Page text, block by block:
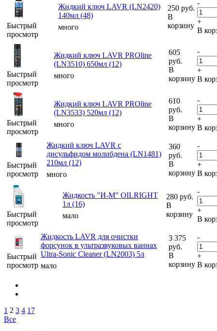
Быстрый
просмотр
Жидкий ключ LAVR (LN2420)
140мл (48)
много
250 руб.
В
корзину
-
+
В
Быстрый
просмотр
Жидкий ключ LAVR PROline
(LN3510) 650мл (12)
много
605
руб.
В
корзину
-
+
В
Быстрый
просмотр
Жидкий ключ LAVR PROline
(LN3533) 520мл (12)
много
610
руб.
В
корзину
-
+
В
Быстрый
просмотр
Жидкий ключ LAVR с
дисульфидом молибдена (LN1481)
210мл (12)
много
360
руб.
В
корзину
-
+
В
Быстрый
просмотр
Жидкость "И-М" OILRIGHT
1л (16)
мало
280 руб.
В
корзину
-
+
В
Быстрый
просмотр
Жидкость LAVR для очистки
форсунок в ультразвуковых ваннах
Ultra-Sonic Cleaner (LN2003) 5л
мало
3 375
руб.
В
корзину
-
+
В
1 2 3 4 17
Все